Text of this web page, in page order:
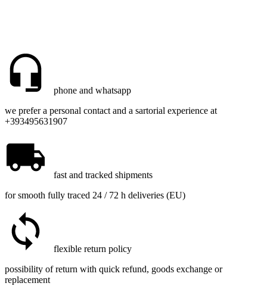
phone and whatsapp
we prefer a personal contact and a sartorial experience at
+393495631907
fast and tracked shipments
for smooth fully traced 24 / 72 h deliveries (EU)
flexible return policy
possibility of return with quick refund, goods exchange or
replacement